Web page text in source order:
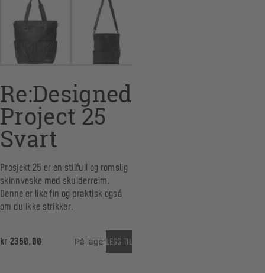
Re:Designed
Project 25
Svart
Prosjekt 25 er en stilfull og romslig
skinnveske med skulderreim.
Denne er like fin og praktisk også
om du ikke strikker.
kr 2350,00 På lagerRe:Designed Project 25 Svart antall
LEGG TIL